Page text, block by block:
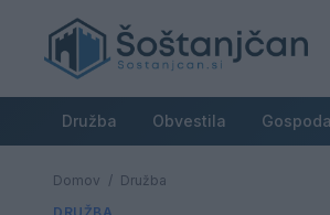
Družba Obvestila
Domov / Družba